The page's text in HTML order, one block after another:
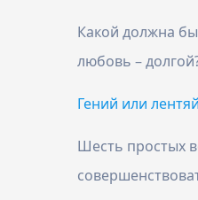
Какой должна
любовь –
Гений или
Шесть простых